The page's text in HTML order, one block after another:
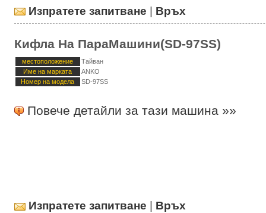
Изпратете запитване | Връх
Кифла На ПараМашини(SD-97SS)
местоположение
Тайван
Име на марката
ANKO
Номер на модела
SD-97SS
Повече детайли за тази машина »»
Изпратете запитване | Връх